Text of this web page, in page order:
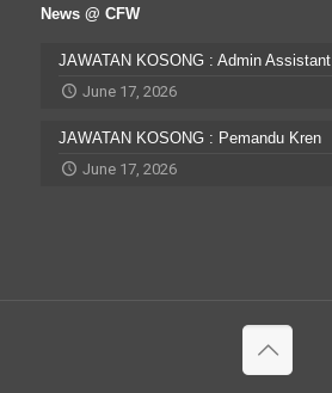
News @ CFW
JAWATAN KOSONG : Admin Assistant
June 17, 2026
JAWATAN KOSONG : Pemandu Kren
June 17, 2026